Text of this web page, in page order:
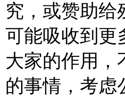
究，或赞助给
可能吸收到更
大家的作用，
的事情，考虑